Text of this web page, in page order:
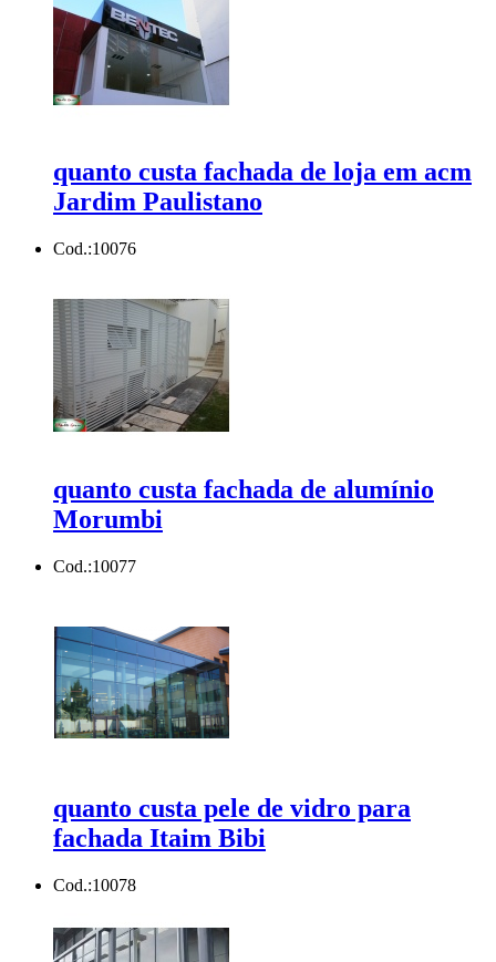
quanto custa fachada de loja em acm
Jardim Paulistano
Cod.:10076
quanto custa fachada de alumínio
Morumbi
Cod.:10077
quanto custa pele de vidro para
fachada Itaim Bibi
Cod.:10078